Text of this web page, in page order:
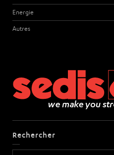
Energie
Autres
Rechercher